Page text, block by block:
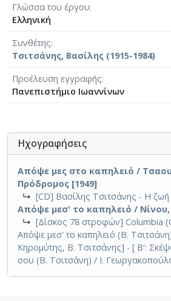
Γλώσσα του έργου
Ελληνική
Συνθέτης
Τσιτσάνης, Βασίλης (1915-1984)
Προέλευση εγγραφής
Πανεπιστήμιο Ιωαννίνων
Ηχογραφήσεις
Απόψε μες στο καπηλειό /
Πρόδρομος [1949]
↳ [CD] Βασίλης Τσιτσάνης - Η
Απόψε μεσ' το καπηλειό / Νίνου,
↳ [Δίσκος 78 στροφών] Columbia
Απόψε μεσ' το καπηλειό (Β.
Κηρομύτης, Β. Τσιτσάνης] - [ Β':
σου (Β. Τσιτσάνη) / Ι.